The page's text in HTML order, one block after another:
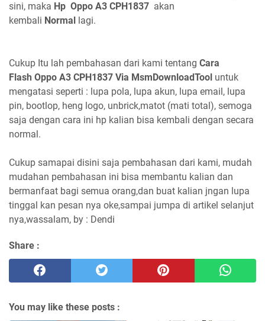
sini, maka Hp Oppo A3 CPH1837 akan
kembali Normal lagi.
Cukup Itu lah pembahasan dari kami tentang Cara
Flash Oppo A3 CPH1837 Via MsmDownloadTool untuk
mengatasi seperti : lupa pola, lupa akun, lupa email, lupa
pin, bootlop, heng logo, unbrick,matot (mati total), semoga
saja dengan cara ini hp kalian bisa kembali dengan secara
normal.
Cukup samapai disini saja pembahasan dari kami, mudah
mudahan pembahasan ini bisa membantu kalian dan
bermanfaat bagi semua orang,dan buat kalian jngan lupa
tinggal kan pesan nya oke,sampai jumpa di artikel selanjut
nya,wassalam, by : Dendi
Share :
You may like these posts :